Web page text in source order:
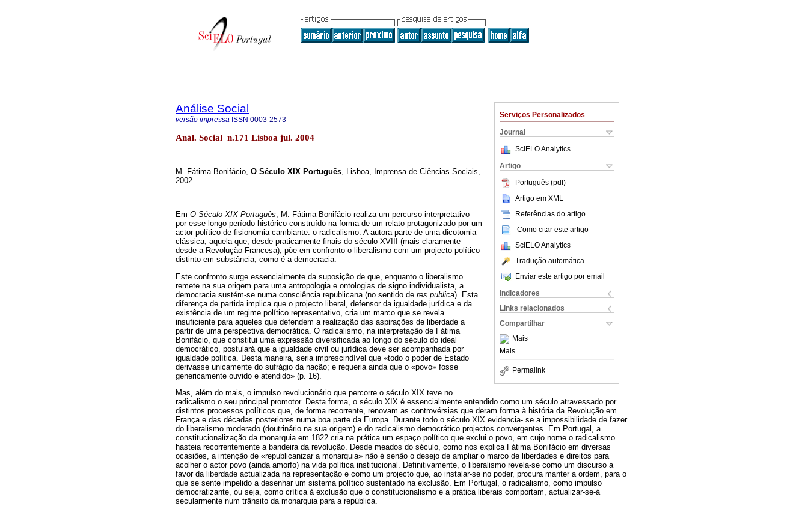
Serviços Personalizados
Journal
SciELO Analytics
Artigo
Português (pdf)
Artigo em XML
Referências do artigo
Como citar este artigo
SciELO Analytics
Tradução automática
Enviar este artigo por email
Indicadores
Links relacionados
Compartilhar
Mais
Mais
Permalink
Análise Social
versão impressa ISSN 0003-2573
Anál. Social n.171 Lisboa jul. 2004
M. Fátima Bonifácio, O Século XIX Português, Lisboa, Imprensa de Ciências Sociais,
2002.
Em O Século XIX Português, M. Fátima Bonifácio realiza um percurso interpretativo
por esse longo período histórico construído na forma de um relato protagonizado por um
actor político de fisionomia cambiante: o radicalismo. A autora parte de uma dicotomia
clássica, aquela que, desde praticamente finais do século XVIII (mais claramente
desde a Revolução Francesa), põe em confronto o liberalismo com um projecto político
distinto em substância, como é a democracia.
Este confronto surge essencialmente da suposição de que, enquanto o liberalismo
remete na sua origem para uma antropologia e ontologias de signo individualista, a
democracia sustém-se numa consciência republicana (no sentido de res publica). Esta
diferença de partida implica que o projecto liberal, defensor da igualdade jurídica e da
existência de um regime político representativo, cria um marco que se revela
insuficiente para aqueles que defendem a realização das aspirações de liberdade a
partir de uma perspectiva democrática. O radicalismo, na interpretação de Fátima
Bonifácio, que constitui uma expressão diversificada ao longo do século do ideal
democrático, postulará que a igualdade civil ou jurídica deve ser acompanhada por
igualdade política. Desta maneira, seria imprescindível que «todo o poder de Estado
derivasse unicamente do sufrágio da nação; e requeria ainda que o «povo» fosse
genericamente ouvido e atendido» (p. 16).
Mas, além do mais, o impulso revolucionário que percorre o século XIX teve no
radicalismo o seu principal promotor. Desta forma, o século XIX é essencialmente entendido como um século atravessado por
distintos processos políticos que, de forma recorrente, renovam as controvérsias que deram forma à história da Revolução em
França e das décadas posteriores numa boa parte da Europa. Durante todo o século XIX evidencia- se a impossibilidade de fazer
do liberalismo moderado (doutrinário na sua origem) e do radicalismo democrático projectos convergentes. Em Portugal, a
constitucionalização da monarquia em 1822 cria na prática um espaço político que exclui o povo, em cujo nome o radicalismo
hasteia recorrentemente a bandeira da revolução. Desde meados do século, como nos explica Fátima Bonifácio em diversas
ocasiões, a intenção de «republicanizar a monarquia» não é senão o desejo de ampliar o marco de liberdades e direitos para
acolher o actor povo (ainda amorfo) na vida política institucional. Definitivamente, o liberalismo revela-se como um discurso a
favor da liberdade actualizada na representação e como um projecto que, ao instalar-se no poder, procura manter a ordem, para o
que se sente impelido a desenhar um sistema político sustentado na exclusão. Em Portugal, o radicalismo, como impulso
democratizante, ou seja, como crítica à exclusão que o constitucionalismo e a prática liberais comportam, actualizar-se-á
secularmente num trânsito da monarquia para a república.